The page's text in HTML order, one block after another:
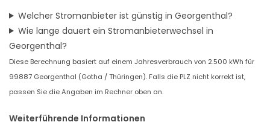
Welcher Stromanbieter ist günstig in Georgenthal?
Wie lange dauert ein Stromanbieterwechsel in
Georgenthal?
Diese Berechnung basiert auf einem Jahresverbrauch von 2.500 kWh für
99887 Georgenthal (Gotha / Thüringen). Falls die PLZ nicht korrekt ist,
passen Sie die Angaben im Rechner oben an.
Weiterführende Informationen